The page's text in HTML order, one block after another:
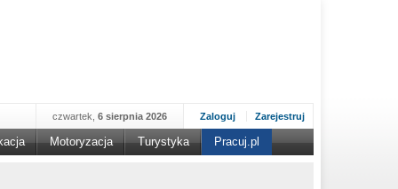
Zaloguj Zarejestruj
czwartek, 6 sierpnia 2026
Motoryzacja Turystyka Pracuj.pl